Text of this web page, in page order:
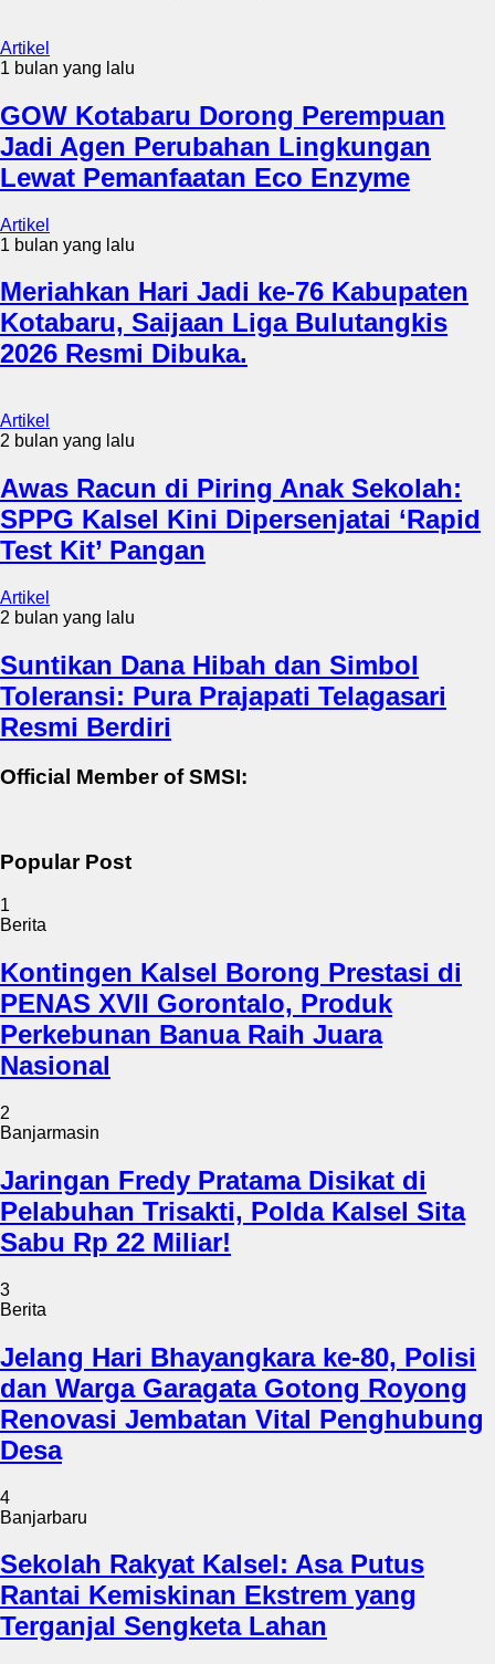
Artikel
1 bulan yang lalu
GOW Kotabaru Dorong Perempuan
Jadi Agen Perubahan Lingkungan
Lewat Pemanfaatan Eco Enzyme
Artikel
1 bulan yang lalu
Meriahkan Hari Jadi ke-76 Kabupaten
Kotabaru, Saijaan Liga Bulutangkis
2026 Resmi Dibuka.
Artikel
2 bulan yang lalu
Awas Racun di Piring Anak Sekolah:
SPPG Kalsel Kini Dipersenjatai ‘Rapid
Test Kit’ Pangan
Artikel
2 bulan yang lalu
Suntikan Dana Hibah dan Simbol
Toleransi: Pura Prajapati Telagasari
Resmi Berdiri
Official Member of SMSI:
Popular Post
1
Berita
Kontingen Kalsel Borong Prestasi di
PENAS XVII Gorontalo, Produk
Perkebunan Banua Raih Juara
Nasional
2
Banjarmasin
Jaringan Fredy Pratama Disikat di
Pelabuhan Trisakti, Polda Kalsel Sita
Sabu Rp 22 Miliar!
3
Berita
Jelang Hari Bhayangkara ke-80, Polisi
dan Warga Garagata Gotong Royong
Renovasi Jembatan Vital Penghubung
Desa
4
Banjarbaru
Sekolah Rakyat Kalsel: Asa Putus
Rantai Kemiskinan Ekstrem yang
Terganjal Sengketa Lahan